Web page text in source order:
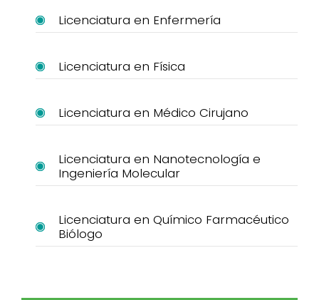
Licenciatura en Enfermería
Licenciatura en Física
Licenciatura en Médico Cirujano
Licenciatura en Nanotecnología e
Ingeniería Molecular
Licenciatura en Químico Farmacéutico
Biólogo